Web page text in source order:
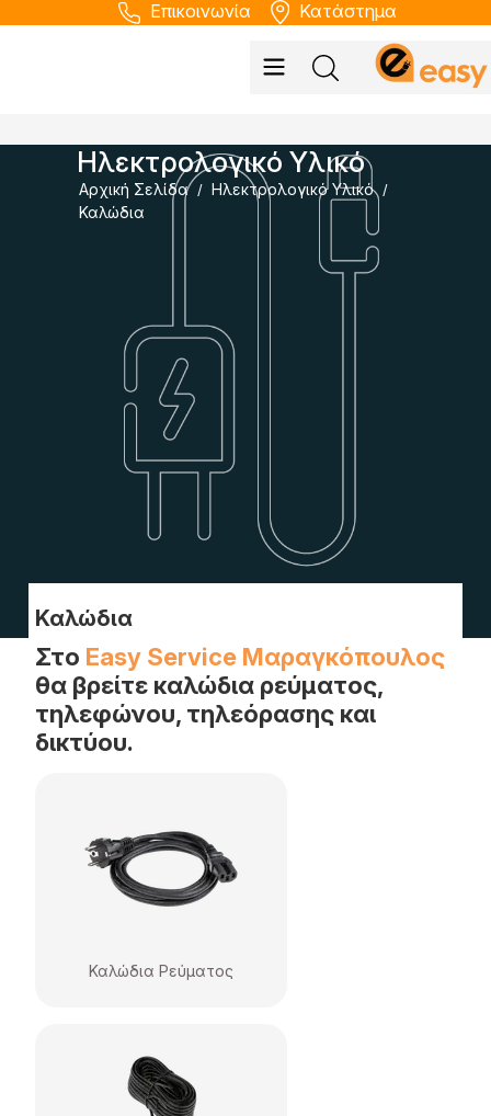
Επικοινωνία Κατάστημα
Αρχική Σελίδα / Ηλεκτρολογικό Υλικό /
Καλώδια
Ηλεκτρολογικό Υλικό
Καλώδια
Στο Easy Service Μαραγκόπουλος
θα βρείτε καλώδια ρεύματος,
τηλεφώνου, τηλεόρασης και
δικτύου.
Καλώδια Ρεύματος